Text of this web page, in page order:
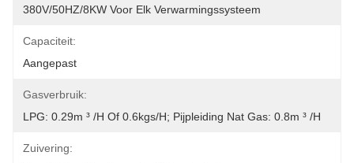
380V/50HZ/8KW Voor Elk Verwarmingssysteem
Capaciteit:
Aangepast
Gasverbruik:
LPG: 0.29m ³ /h Of 0.6kgs/h; Pijpleiding Nat Gas: 0.8m ³ /h
Zuivering: